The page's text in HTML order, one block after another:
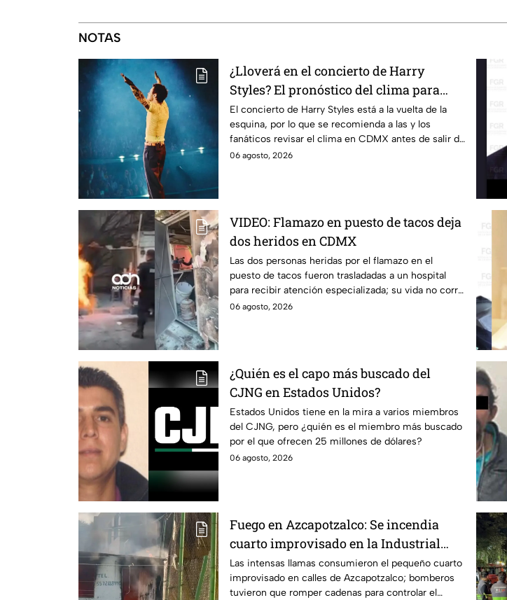
NOTAS
¿Lloverá en el concierto de Harry
Styles? El pronóstico del clima para
este viernes en CDMX
El concierto de Harry Styles está a la vuelta de la
esquina, por lo que se recomienda a las y los
fanáticos revisar el clima en CDMX antes de salir de
casa.
06 agosto, 2026
VIDEO: Flamazo en puesto de tacos deja
dos heridos en CDMX
Las dos personas heridas por el flamazo en el
puesto de tacos fueron trasladadas a un hospital
para recibir atención especializada; su vida no corre
peligro.
06 agosto, 2026
¿Quién es el capo más buscado del
CJNG en Estados Unidos?
Estados Unidos tiene en la mira a varios miembros
del CJNG, pero ¿quién es el miembro más buscado
por el que ofrecen 25 millones de dólares?
06 agosto, 2026
Fuego en Azcapotzalco: Se incendia
cuarto improvisado en la Industrial
Vallejo; rompen cadenas para combatir
las llamas
Las intensas llamas consumieron el pequeño cuarto
improvisado en calles de Azcapotzalco; bomberos
tuvieron que romper cadenas para controlar el